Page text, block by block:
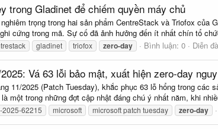
trong Gladinet để chiếm quyền máy chủ
trọng trong hai sản phẩm CentreStack và Triofox
cứng trong mã. Sự cố đã ảnh hưởng đến ít nhất chín tổ
gladinet triofox zero-day Bình luận: 0 Diễn
Vá 63 lỗi bảo mật, xuất hiện zero-day
11/2025 (Patch Tuesday), khắc phục 63 lỗ hổng trong các
một trong những đợt cập nhật đáng chú ý nhất năm, khi
2025-62215 microsoft microsoft patch tuesday zero-day